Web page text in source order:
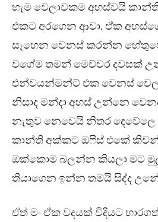
හැම වෙලාවකම අහස්වයි
එකට අරගෙන ආවා. ඒක
සෑහෙන වෙනස් කරන්න
වගේම තමන් මෙච්චර දවසක්
එන්වයන්මන්ට් එක වෙනස්
නිසාද මන්දා අහස් උන්නෙ
නැතුව නෙවෙයි නිතර
කාන්ති අක්කට ඔෆිස් එකේ
ඔක්කොම බලන්න කියලා මට
තියාගෙන ඉන්න තමයි සිද්ද
ඒත් මං ඒක වදයක් විදියට